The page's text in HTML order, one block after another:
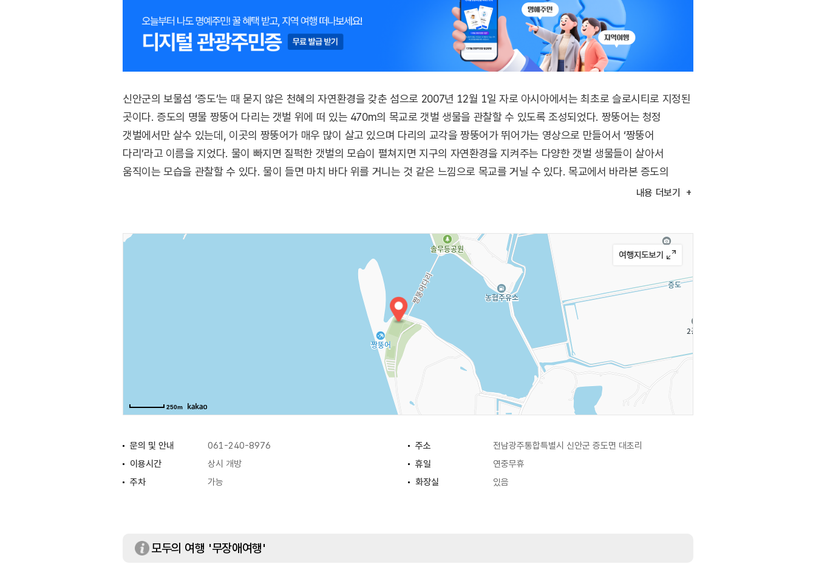
신안군의 보물섬 ‘증도’는 때 묻지 않은 천혜의 자연환경을 갖춘 섬으로 2007년 12월 1일 자로 아시아에서는 최초로 슬로시티로 지정된
곳이다. 증도의 명물 짱뚱어 다리는 갯벌 위에 떠 있는 470m의 목교로 갯벌 생물을 관찰할 수 있도록 조성되었다. 짱뚱어는 청정
갯벌에서만 살수 있는데, 이곳의 짱뚱어가 매우 많이 살고 있으며 다리의 교각을 짱뚱어가 뛰어가는 영상으로 만들어서 ‘짱뚱어
다리’라고 이름을 지었다. 물이 빠지면 질퍽한 갯벌의 모습이 펼쳐지면 지구의 자연환경을 지켜주는 다양한 갯벌 생물들이 살아서
움직이는 모습을 관찰할 수 있다. 물이 들면 마치 바다 위를 거니는 것 같은 느낌으로 목교를 거닐 수 있다. 목교에서 바라본 증도의
일몰은 가히 환상적이어서 연인들의 데이트 코스로 널리 알려져 있다. 이 다리를 건너가면 우정해수욕장의 해변에 닿는다. 썰물 때는
내용 더보기
250m
문의 및 안내 061-240-8976 주소
전남광주통합특별시 신안군 증도면 대초리
이용시간
상시 개방 휴일
연중무휴
주차
가능 화장실 있음
모두의 여행 '무장애여행'